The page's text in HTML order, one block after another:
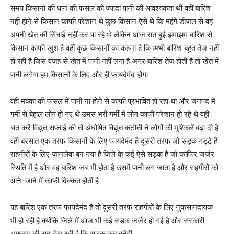
समय किसानों की धान की फसल को ज्यादा पानी की आवश्यकता थी वहीं बारिश
नहीं होने से किसान काफी परेशान थे कुछ किसान ऐसे थे कि महंगे डीजल से वह
अपनी खेत की सिंचाई नहीं कर पा रहे थे लेकिन आज रात हुई झमाझम बारिश से
किसान काफी खुश है वहीं कुछ किसानों का कहना है कि अभी बारिश बहुत तेज नहीं
हो रही है जिस वजह से खेत में पानी नहीं लगा है अगर बारिश तेज होती है तो खेत में
पानी लगेगा हम किसानों के लिए और ही फायदेमंद होगा
वही मक्का की फसल में पानी ना होने से काफी प्रभावित हो रहा था और जनपद में
गर्मी से बेहाल लोग हो गए थे उमस भरी गर्मी में लोग काफी परेशान हो रहे थे वही
बात करें विद्युत सप्लाई की तो अघोषित विद्युत कटौती ने लोगों की मुश्किलें बढ़ा दी है
वही बरसात एक तरफ किसानों के लिए फायदेमंद है दूसरी तरफ जो सड़क गड्ढे हैं
राहगीरों के लिए जानलेवा बन गया है जिले के कई ऐसे सड़क है जो काफिर जर्जर
स्थिति में है और वह बारिश जब भी होता है उसमें पानी लग जाता है और राहगीरों को
आने-जाने में काफी दिक्कत होती है
यह बारिश एक तरफ फायदेमंद है तो दूसरी तरफ राहगीरों के लिए नुकसानदायक
भी हो रही है क्योंकि जिले में आज भी कई सड़क जर्जर हो गई है और सरकारी